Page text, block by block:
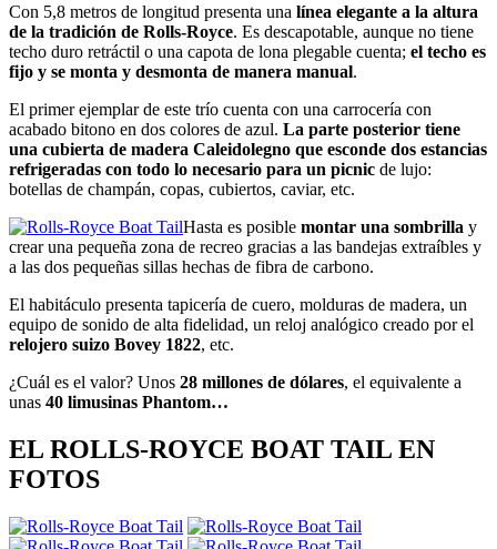
Con 5,8 metros de longitud presenta una línea elegante a la altura
de la tradición de Rolls-Royce. Es descapotable, aunque no tiene
techo duro retráctil o una capota de lona plegable cuenta; el techo es
fijo y se monta y desmonta de manera manual.
El primer ejemplar de este trío cuenta con una carrocería con
acabado bitono en dos colores de azul. La parte posterior tiene
una cubierta de madera Caleidolegno que esconde dos estancias
refrigeradas con todo lo necesario para un picnic de lujo:
botellas de champán, copas, cubiertos, caviar, etc.
Hasta es posible montar una sombrilla y
crear una pequeña zona de recreo gracias a las bandejas extraíbles y
a las dos pequeñas sillas hechas de fibra de carbono.
El habitáculo presenta tapicería de cuero, molduras de madera, un
equipo de sonido de alta fidelidad, un reloj analógico creado por el
relojero suizo Bovey 1822, etc.
¿Cuál es el valor? Unos 28 millones de dólares, el equivalente a
unas 40 limusinas Phantom…
EL ROLLS-ROYCE BOAT TAIL EN
FOTOS